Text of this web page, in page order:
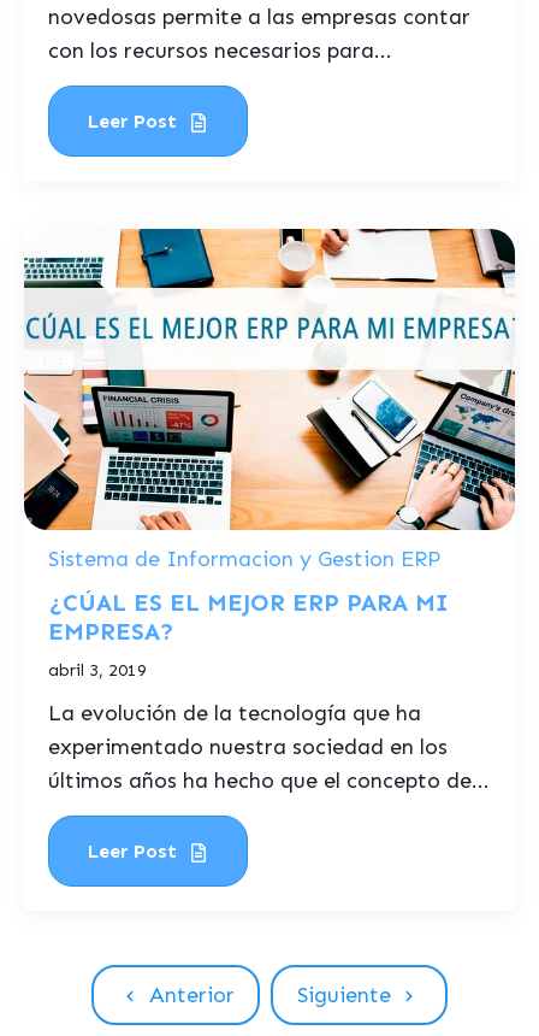
novedosas permite a las empresas contar
con los recursos necesarios para...
Leer Post
Sistema de Informacion y Gestion ERP
¿CÚAL ES EL MEJOR ERP PARA MI
EMPRESA?
abril 3, 2019
La evolución de la tecnología que ha
experimentado nuestra sociedad en los
últimos años ha hecho que el concepto de...
Leer Post
Anterior Siguiente